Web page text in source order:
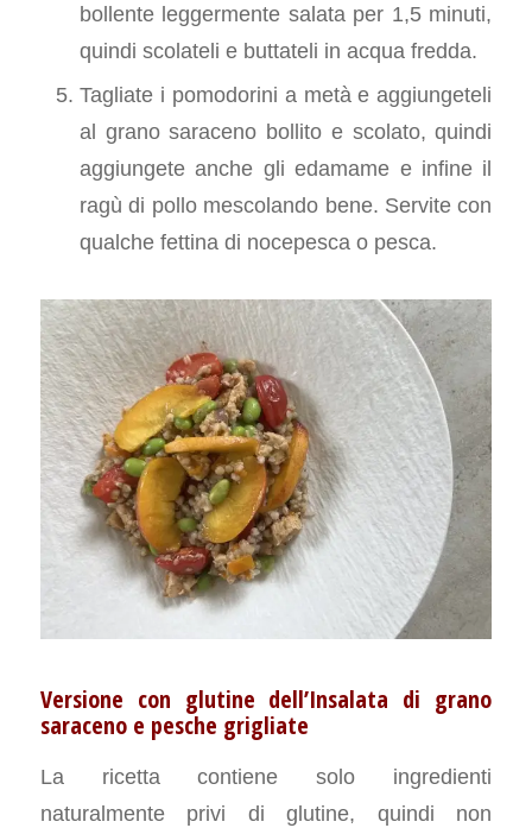
bollente leggermente salata per 1,5 minuti,
quindi scolateli e buttateli in acqua fredda.
Tagliate i pomodorini a metà e aggiungeteli
al grano saraceno bollito e scolato, quindi
aggiungete anche gli edamame e infine il
ragù di pollo mescolando bene. Servite con
qualche fettina di nocepesca o pesca.
Versione con glutine dell’Insalata di grano
saraceno e pesche grigliate
La ricetta contiene solo ingredienti
naturalmente privi di glutine, quindi non